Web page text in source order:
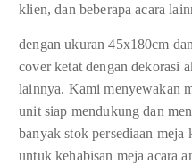
klien, dan beberapa acara
dengan ukuran 45x180cm
cover ketat dengan dekorasi
lainnya. Kami menyewakan
unit siap mendukung dan
banyak stok persediaan
untuk kehabisan meja acara